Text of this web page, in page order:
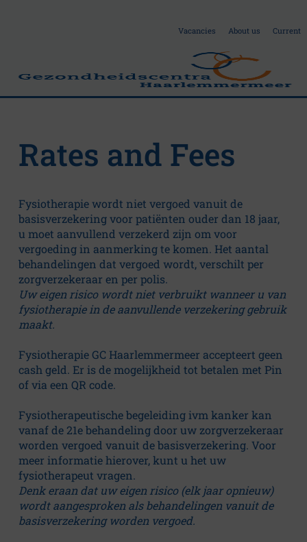
Vacancies About us Current
O
C
C
n
Rates and Fees
Fysiotherapie wordt niet vergoed vanuit de
basisverzekering voor patiënten ouder dan 18 jaar,
u moet aanvullend verzekerd zijn om voor
vergoeding in aanmerking te komen. Het aantal
behandelingen dat vergoed wordt, verschilt per
zorgverzekeraar en per polis.
Uw eigen risico wordt niet verbruikt wanneer u van
fysiotherapie in de aanvullende verzekering gebruik
maakt.
Fysiotherapie GC Haarlemmermeer accepteert geen
cash geld. Er is de mogelijkheid tot betalen met Pin
of via een QR code.
Fysiotherapeutische begeleiding ivm kanker kan
vanaf de 21e behandeling door uw zorgverzekeraar
worden vergoed vanuit de basisverzekering. Voor
meer informatie hierover, kunt u het uw
fysiotherapeut vragen.
Denk eraan dat uw eigen risico (elk jaar opnieuw)
wordt aangesproken als behandelingen vanuit de
basisverzekering worden vergoed.